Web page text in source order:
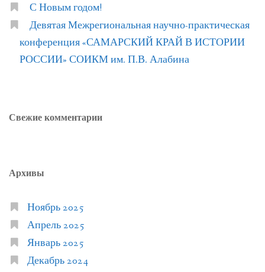
С Новым годом!
Девятая Межрегиональная научно-практическая
конференция «САМАРСКИЙ КРАЙ В ИСТОРИИ
РОССИИ» СОИКМ им. П.В. Алабина
Свежие комментарии
Архивы
Ноябрь 2025
Апрель 2025
Январь 2025
Декабрь 2024